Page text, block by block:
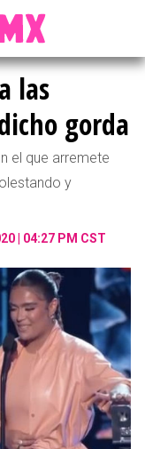
las
gorda
el que arremete
y
| 04:27 PM CST